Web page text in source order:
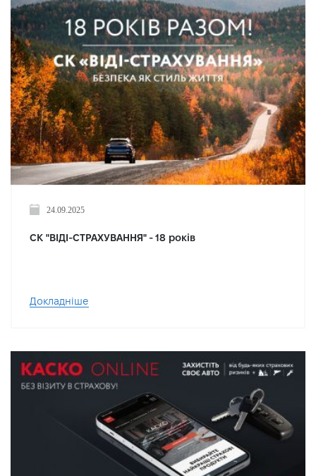
24.09.2025
СК "ВІДІ-СТРАХУВАННЯ" - 18 років
Докладніше